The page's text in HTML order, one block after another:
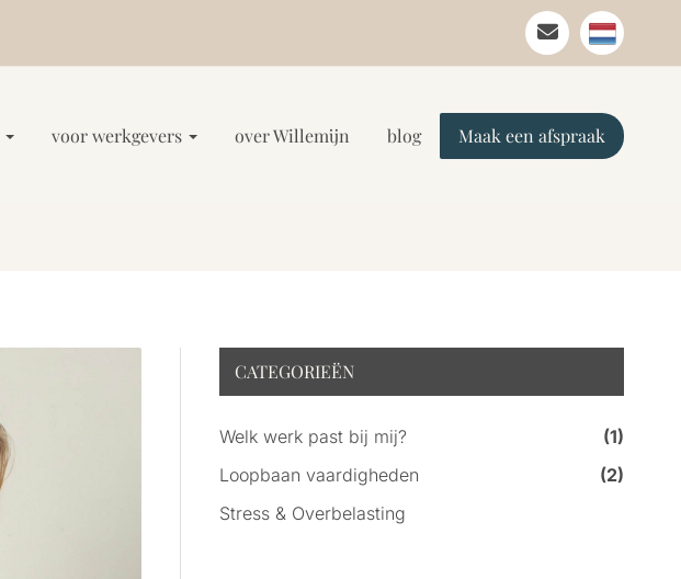
voor werkgevers over Willemijn blog Maak een afspraak
CATEGORIEËN
Welk werk past bij mij?
(1)
Loopbaan vaardigheden
(2)
Stress & Overbelasting